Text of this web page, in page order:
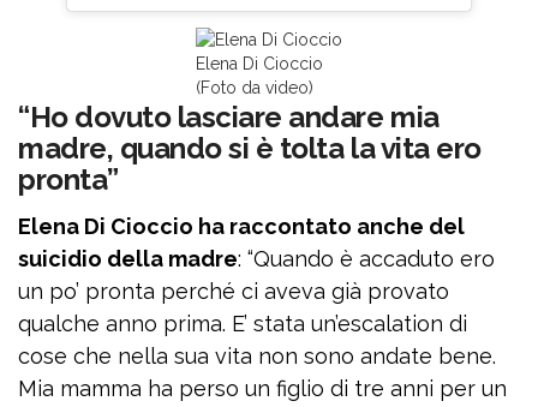
Elena Di Cioccio
(Foto da video)
“Ho dovuto lasciare andare mia
madre, quando si è tolta la vita ero
pronta”
Elena Di Cioccio ha raccontato anche del
suicidio della madre: “Quando è accaduto ero
un po’ pronta perché ci aveva già provato
qualche anno prima. E’ stata un’escalation di
cose che nella sua vita non sono andate bene.
Mia mamma ha perso un figlio di tre anni per un